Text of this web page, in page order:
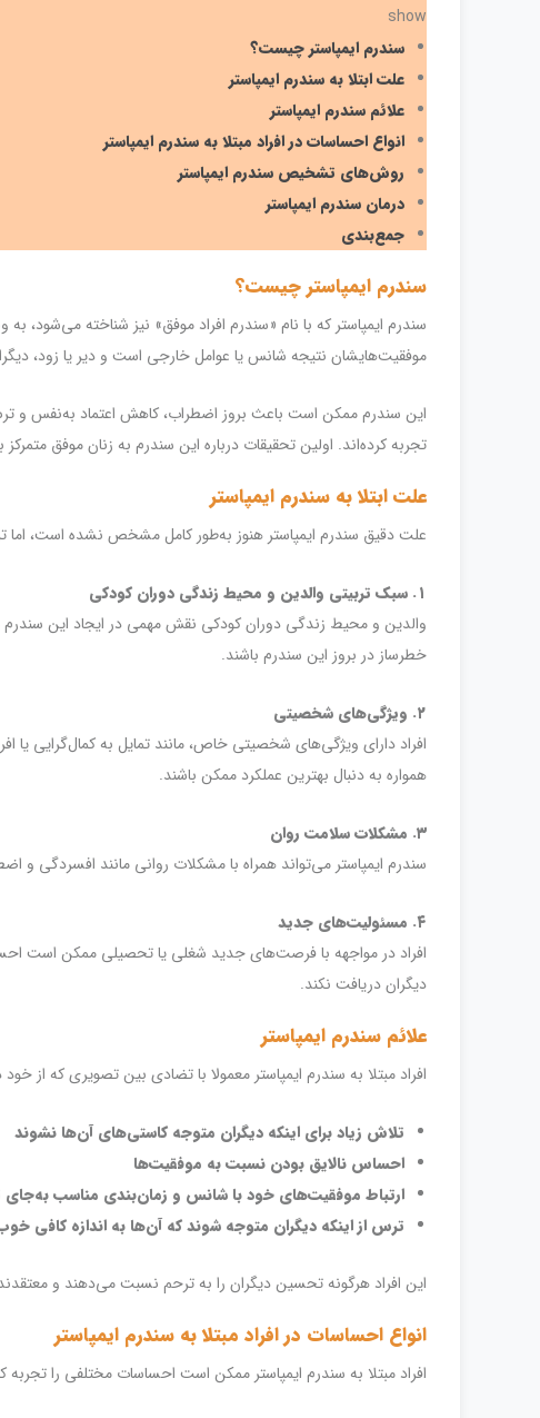
show
سندرم ایمپاستر چیست؟
علت ابتلا به سندرم ایمپاستر
علائم سندرم ایمپاستر
انواع احساسات در افراد مبتلا به سندرم ایمپاستر
روش‌های تشخیص سندرم ایمپاستر
درمان سندرم ایمپاستر
جمع‌بندی
سندرم ایمپاستر چیست؟
سندرم ایمپاستر که با نام «سندرم افراد موفق» نیز شناخته می‌شود،
موفقیت‌هایشان نتیجه شانس یا عوامل خارجی است و دیر یا زود،
تجربه کرده‌اند. اولین تحقیقات درباره این سندرم به زنان موفق
علت ابتلا به سندرم ایمپاستر
علت دقیق سندرم ایمپاستر هنوز به‌طور کامل مشخص نشده است، اما
۱. سبک تربیتی والدین و محیط زندگی دوران کودکی
والدین و محیط زندگی دوران کودکی نقش مهمی در ایجاد این سندرم
خطرساز در بروز این سندرم باشند.
۲. ویژگی‌های شخصیتی
افراد دارای ویژگی‌های شخصیتی خاص، مانند تمایل به کمال‌گرایی یا
همواره به دنبال بهترین عملکرد ممکن باشند.
۳. مشکلات سلامت روان
سندرم ایمپاستر می‌تواند همراه با مشکلات روانی مانند افسردگی و
۴. مسئولیت‌های جدید
افراد در مواجهه با فرصت‌های جدید شغلی یا تحصیلی ممکن است
دیگران دریافت نکند.
علائم سندرم ایمپاستر
افراد مبتلا به سندرم ایمپاستر معمولا با تضادی بین تصویری که از
تلاش زیاد برای اینکه دیگران متوجه کاستی‌های آن‌ها نشوند
احساس نالایق بودن نسبت به موفقیت‌ها
ارتباط موفقیت‌های خود با شانس و زمان‌بندی مناسب
ترس از اینکه دیگران متوجه شوند که آن‌ها به اندازه کافی
این افراد هرگونه تحسین دیگران را به ترحم نسبت می‌دهند و
انواع احساسات در افراد مبتلا به سندرم ایمپاستر
افراد مبتلا به سندرم ایمپاستر ممکن است احساسات مختلفی را